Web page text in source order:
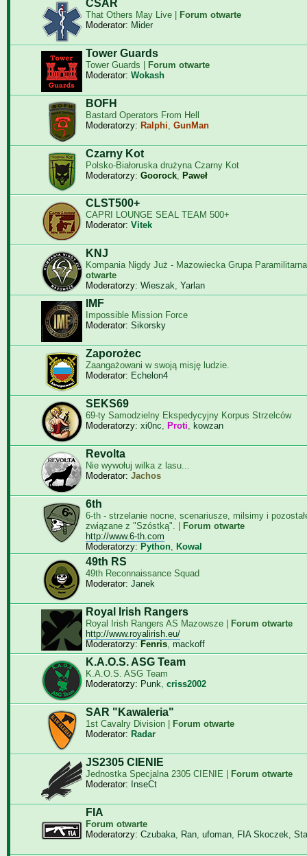
CSAR
That Others May Live |
Forum otwarte
Moderator: Mider
Tower Guards
Tower Guards |
Forum otwarte
Moderator: Wokash
BOFH
Bastard Operators From Hell
Moderatorzy: Ralphi, GunMan
Czarny Kot
Polsko-Białoruska drużyna Czarny Kot
Moderatorzy: Goorock, Paweł
CLST500+
CAPRI LOUNGE SEAL TEAM 500+
Moderator: Vitek
KNJ
Kompania Nigdy Już - Mazowiecka Grupa
otwarte
Moderatorzy: Wieszak, Yarlan
IMF
Impossible Mission Force
Moderator: Sikorsky
Zaporożec
Zaangażowani w swoją misję ludzie.
Moderator: Echelon4
SEKS69
69-ty Samodzielny Ekspedycyjny Korpus Strzelców
Moderatorzy: xi0nc, Proti, kowzan
Revolta
Nie wywołuj wilka z lasu...
Moderator: Jachos
6th
6-th - strzelanie nocne, scenariusze, milsimy i
związane z "Szóstką". |
Forum otwarte
http://www.6-th.com
Moderatorzy: Python, Kowal
49th RS
49th Reconnaissance Squad
Moderator: Janek
Royal Irish Rangers
Royal Irish Rangers AS Mazowsze |
Forum otwarte
http://www.royalirish.eu/
Moderatorzy: Fenris, mackoff
K.A.O.S. ASG Team
K.A.O.S. ASG Team
Moderatorzy: Punk, criss2002
SAR "Kawaleria"
1st Cavalry Division |
Forum otwarte
Moderator: Radar
JS2305 CIENIE
Jednostka Specjalna 2305 CIENIE |
Forum otwarte
Moderator: InseCt
FIA
Forum otwarte
Moderatorzy: Czubaka, Ran, ufoman, FIA Skoczek,